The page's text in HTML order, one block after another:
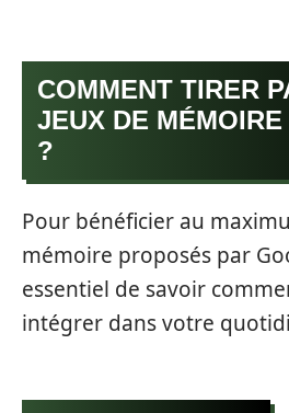
COMMENT TIRER
JEUX DE
?
Pour bénéficier au
mémoire proposés par
essentiel de savoir
intégrer dans votre